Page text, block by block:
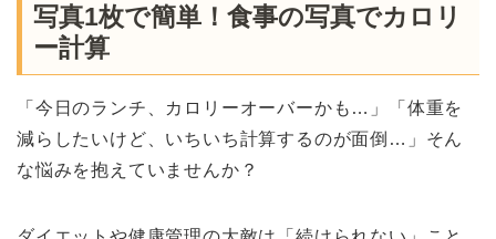
写真1枚で簡単！食事の写真でカロリ
ー計算
「今日のランチ、カロリーオーバーかも…」「体重を
減らしたいけど、いちいち計算するのが面倒…」そん
な悩みを抱えていませんか？